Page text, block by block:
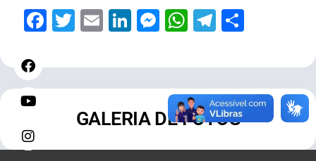
Facebook
Twitter
EmailLinkedIn
Messenger
WhatsApp
Telegram
GALERIA DE FOTOS